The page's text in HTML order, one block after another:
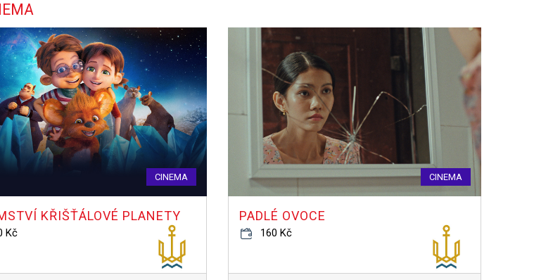
CINEMA
KŘIŠŤÁLOVÉ PLANETY
Kč
CINEMA
PADLÉ OVOCE
160 Kč